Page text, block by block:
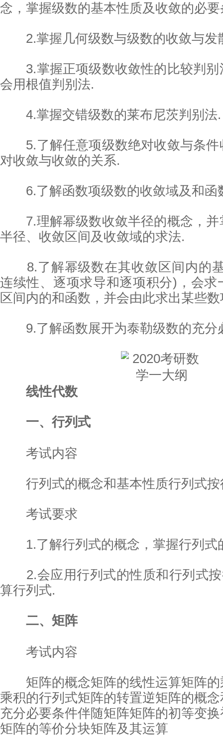
念，掌握级数的基本性质及收敛的必要
2.掌握几何级数与级数的收敛与发
3.掌握正项级数收敛性的比较判别
会用根值判别法.
4.掌握交错级数的莱布尼茨判别法.
5.了解任意项级数绝对收敛与条件
对收敛与收敛的关系.
6.了解函数项级数的收敛域及和函
7.理解幂级数收敛半径的概念，并
半径、收敛区间及收敛域的求法.
8.了解幂级数在其收敛区间内的
连续性、逐项求导和逐项积分)，会求
区间内的和函数，并会由此求出某些
9.了解函数展开为泰勒级数的充分
线性代数
一、行列式
考试内容
行列式的概念和基本性质行列式按
考试要求
1.了解行列式的概念，掌握行列式
2.会应用行列式的性质和行列式按
算行列式.
二、矩阵
考试内容
矩阵的概念矩阵的线性运算矩阵的
乘积的行列式矩阵的转置逆矩阵的概
充分必要条件伴随矩阵矩阵的初等变
矩阵的等价分块矩阵及其运算